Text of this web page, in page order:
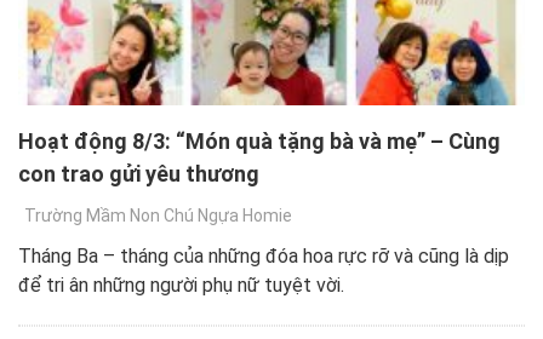
Hoạt động 8/3: “Món quà tặng bà và mẹ” – Cùng
con trao gửi yêu thương
Trường Mầm Non Chú Ngựa Homie
Tháng Ba – tháng của những đóa hoa rực rỡ và cũng là dịp
để tri ân những người phụ nữ tuyệt vời.